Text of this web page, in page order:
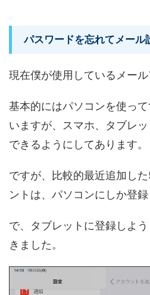
パスワードを忘れてメール
現在僕が使用しているメール
基本的にはパソコンを使っ
いますが、スマホ、タブレ
できるようにしてあります。
ですが、比較的最近追加し
ントは、パソコンにしか登録
で、タブレットに登録しよ
きました。